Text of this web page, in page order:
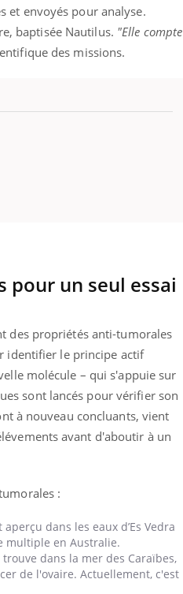
et envoyés pour analyse.
baptisée Nautilus. "Elle compte
des missions.
pour un seul essai
des propriétés anti-tumorales
identifier le principe actif
molécule – qui s'appuie sur
sont lancés pour vérifier son
à nouveau concluants, vient
avant d'aboutir à un
:
dans les eaux d’Es Vedra
multiple en Australie.
trouve dans la mer des Caraïbes,
de l'ovaire. Actuellement, c'est